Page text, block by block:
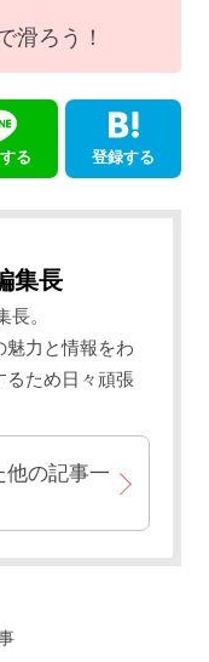
滑ろう！
る 登録する
集長
長。
魅力と情報をわ
るため日々頑張
他の記事一